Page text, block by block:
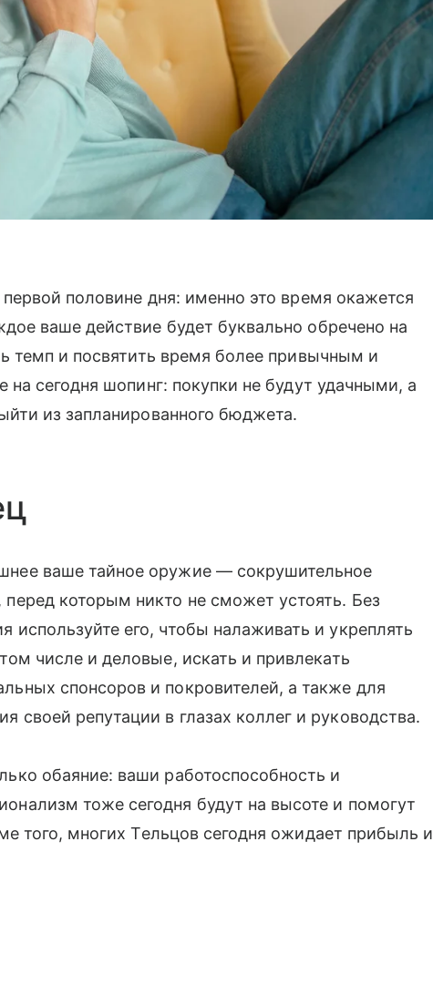
половине дня: именно это время окажется
ваше действие будет буквально обречено на
темп и посвятить время более привычным и
сегодня шопинг: покупки не будут удачными, а
из запланированного бюджета.
ваше тайное оружие — сокрушительное
перед которым никто не сможет устоять. Без
используйте его, чтобы налаживать и укреплять
числе и деловые, искать и привлекать
спонсоров и покровителей, а также для
своей репутации в глазах коллег и руководства.
обаяние: ваши работоспособность и
тоже сегодня будут на высоте и помогут
того, многих Тельцов сегодня ожидает прибыль и